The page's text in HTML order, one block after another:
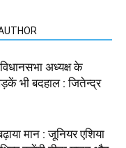
अध्यक्ष के
भी बदहाल : जितेन्द्र
मान : जूनियर एशिया